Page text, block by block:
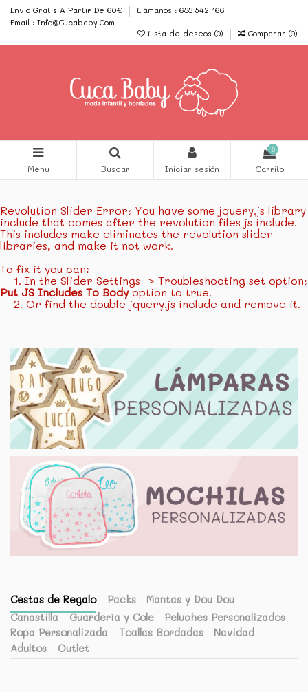
Envío Gratis A Partir De 60€
Llámanos : 633 542 166
Email : Info@Cucababy.Com
Lista de deseos (0) Comparar (0)
Menu Buscar Iniciar sesión
0
Carrito
Revolution Slider Error: You have some jquery.js library
include that comes after the revolution files js include.
This includes make eliminates the revolution slider
libraries, and make it not work.
To fix it you can:
1. In the Slider Settings -> Troubleshooting set option:
Put JS Includes To Bodyoption to true.
2. Or find the double jquery.js include and remove it.
Cestas de Regalo Packs
Mantas y Dou Dou
Canastilla
Guardería y Cole
Peluches Personalizados
Ropa Personalizada
Toallas Bordadas
Navidad
Adultos
Outlet